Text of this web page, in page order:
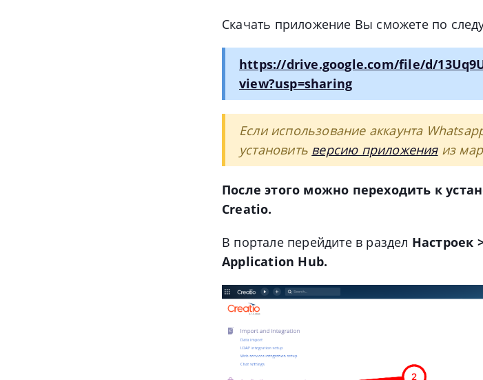
Скачать приложение Вы сможете по
https://drive.google.com/file/d/
view?usp=sharing
Если использование аккаунта
установить версию приложенияиз
После этого можно переходить к
Creatio.
В портале перейдите в раздел Настроек
Application Hub.